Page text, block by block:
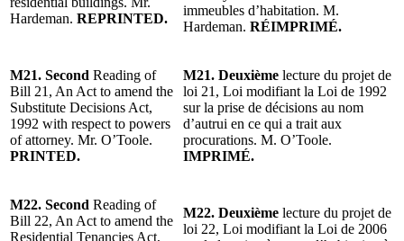
Hardeman. REPRINTED.
immeubles d’habitation. M.
Hardeman. RÉIMPRIMÉ.
M21. Second Reading of
Bill 21, An Act to amend the
Substitute Decisions Act,
1992 with respect to powers
of attorney. Mr. O’Toole.
PRINTED.
M21. Deuxième lecture du projet de
loi 21, Loi modifiant la Loi de 1992
sur la prise de décisions au nom
d’autrui en ce qui a trait aux
procurations. M. O’Toole.
IMPRIMÉ.
M22. Second Reading of
Bill 22, An Act to amend the
Residential Tenancies Act,
M22. Deuxième lecture du projet de
loi 22, Loi modifiant la Loi de 2006